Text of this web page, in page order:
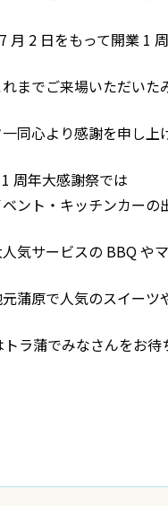
月 2 日をもって開業 1
までご来場いただいた
同心より感謝を申し上
周年大感謝祭では
ント・キッチンカーの
人気サービスの BBQ や
蒲原で人気のスイーツ
ラ蒲でみなさんをお待